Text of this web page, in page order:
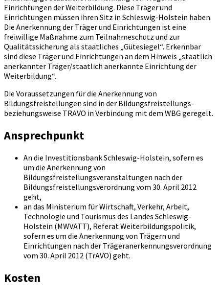
Einrichtungen der Weiterbildung. Diese Träger und
Einrichtungen müssen ihren Sitz in Schleswig-Holstein haben.
Die Anerkennung der Träger und Einrichtungen ist eine
freiwillige Maßnahme zum Teilnahmeschutz und zur
Qualitätssicherung als staatliches „Gütesiegel“. Erkennbar
sind diese Träger und Einrichtungen an dem Hinweis „staatlich
anerkannter Träger/staatlich anerkannte Einrichtung der
Weiterbildung“.
Die Voraussetzungen für die Anerkennung von
Bildungsfreistellungen sind in der Bildungsfreistellungs-
beziehungsweise TRAVO in Verbindung mit dem WBG geregelt.
Ansprechpunkt
An die Investitionsbank Schleswig-Holstein, sofern es
um die Anerkennung von
Bildungsfreistellungsveranstaltungen nach der
Bildungsfreistellungsverordnung vom 30. April 2012
geht,
an das Ministerium für Wirtschaft, Verkehr, Arbeit,
Technologie und Tourismus des Landes Schleswig-
Holstein (MWVATT), Referat Weiterbildungspolitik,
sofern es um die Anerkennung von Trägern und
Einrichtungen nach der Trägeranerkennungsverordnung
vom 30. April 2012 (TrAVO) geht.
Kosten